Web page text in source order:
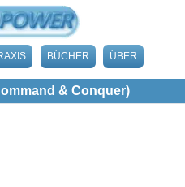
BÜCHER ÜBER
& Conquer)